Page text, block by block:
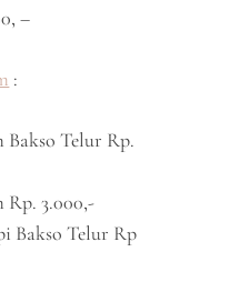
–
:
Telur Rp.
3.000,-
Bakso Telur Rp